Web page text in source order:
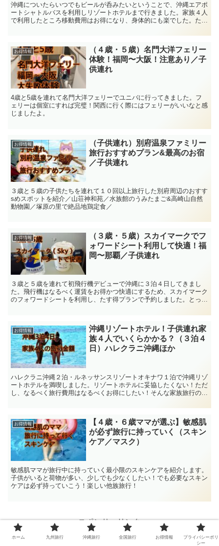
沖縄についたらいつでもビールが呑みたいということで、沖縄エアポ
ートシャトルバスを利用しリゾートホテルまで行きました。家族４人
で利用したところ移動費用はお得になり、身体的にも楽でした。た
お得情報
（４歳・５歳）名門大洋フェリー
体験！福岡〜大阪！注意あり／子
供連れ
4歳と5歳を連れて名門大洋フェリーでユニバに行ってきました。フ
ェリーは個室にすれば完璧！関西に行く際にはフェリーがいいなと感
じましたよ。
お得情報
（子供連れ）別府温泉ファミリー
旅行おすすめプラン&最高のお宿
／子供連れ
３歳と５歳の子供たちを連れて１０回以上旅行した別府周辺のおすす
sめスポットを紹介／山荘神和苑／水族館のうみたまご&高崎山自然
動物園／塚原の里で絶品地鶏定食／
お得情報
（３歳・５歳）スカイマークでフ
ォワードシート利用して快適！福
岡〜那覇／子供連れ
３歳と５歳を連れて初飛行機デビューで沖縄に３泊４日してきまし
た。飛行機はなるべく運賃をお得かつ快適にするため、スカイマーク
のフォワードシートを利用し、たす得プランで予約しました。とって
お得情報
沖縄リゾートホテル！子供連れ家
族４人でいくらかかる？（３泊４
日）ハレクラニ沖縄ほか
ハレクラニ沖縄２泊・ルネッサンスリゾートオキナワ１泊で沖縄リゾ
ートホテルを満喫しました。リゾートホテルに妥協したくない！ただ
し、なるべく旅行費用はなるべくお得にしたい！そんな家族旅行の旅
お得情報
【４歳・６歳ママが選ぶ】敏感肌
が必ず旅行に持っていく（スキン
ケア／マスク）
敏感肌ママが旅行中に持っていく最小限のスキンケアを紹介します。
子供がいると荷物が多い、少しでも少なくしたい！でも必要なスキン
ケアは必ず持っていこう！楽しい他族旅行！
スポンサーリンク
ホーム 九州旅行 沖縄旅行 全国旅行 お得情報
プライバシーポリ
シー